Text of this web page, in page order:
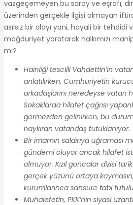
vazgeçemeyen bu saray ve eşrafı,
üzerinden gerçekle ilgisi olmayan
asılsız bir olayı yani, hayali bir tehdidi
mağduriyet yaratarak halkımızı
mi?
Hainliği tescilli Vahdettin’in
anlatılırken, Cumhuriyetin
arkadaşlarını neredeyse vatan
Sokaklarda hilafet çağrısı
görmezden gelinirken, bu
haykıran vatandaş tutuklanıyor.
Bir imamın saldırıya uğraması
gündemi oluyor ancak hilafet
olmuyor. Kızıl goncalar dizisi
gerçek yüzünü ortaya
kurumlarınca sansüre tabi
Muhalefetin, PKK’nın siyasi